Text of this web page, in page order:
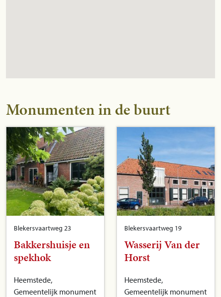
Monumenten in de buurt
Blekersvaartweg 23
Bakkershuisje en
spekhok
Heemstede,
Gemeentelijk monument
Blekersvaartweg 19
Wasserij Van der
Horst
Heemstede,
Gemeentelijk monument